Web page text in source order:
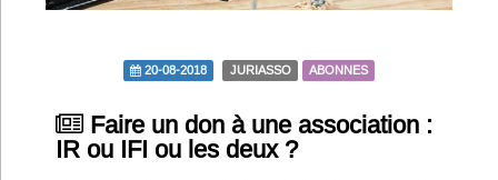
Désabo Lettrasso
Nous contacter
20-08-2018 JURIASSO ABONNES
Faire un don à une association :
IR ou IFI ou les deux ?